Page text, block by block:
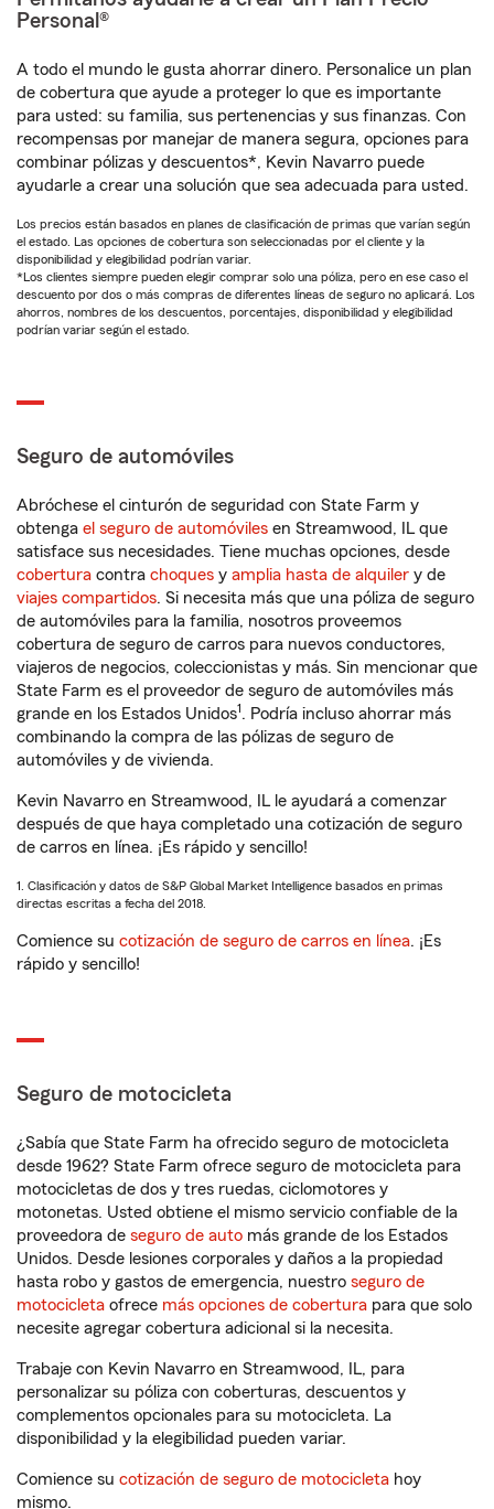
Personal®
A todo el mundo le gusta ahorrar dinero. Personalice un plan
de cobertura que ayude a proteger lo que es importante
para usted: su familia, sus pertenencias y sus finanzas. Con
recompensas por manejar de manera segura, opciones para
combinar pólizas y descuentos*, Kevin Navarro puede
ayudarle a crear una solución que sea adecuada para usted.
Los precios están basados en planes de clasificación de primas que varían según
el estado. Las opciones de cobertura son seleccionadas por el cliente y la
disponibilidad y elegibilidad podrían variar.
*Los clientes siempre pueden elegir comprar solo una póliza, pero en ese caso el
descuento por dos o más compras de diferentes líneas de seguro no aplicará. Los
ahorros, nombres de los descuentos, porcentajes, disponibilidad y elegibilidad
podrían variar según el estado.
Seguro de automóviles
Abróchese el cinturón de seguridad con State Farm y
obtenga el seguro de automóviles en Streamwood, IL que
satisface sus necesidades. Tiene muchas opciones, desde
cobertura contra choques y amplia hasta de alquiler y de
viajes compartidos. Si necesita más que una póliza de seguro
de automóviles para la familia, nosotros proveemos
cobertura de seguro de carros para nuevos conductores,
viajeros de negocios, coleccionistas y más. Sin mencionar que
State Farm es el proveedor de seguro de automóviles más
grande en los Estados Unidos1. Podría incluso ahorrar más
combinando la compra de las pólizas de seguro de
automóviles y de vivienda.
Kevin Navarro en Streamwood, IL le ayudará a comenzar
después de que haya completado una cotización de seguro
de carros en línea. ¡Es rápido y sencillo!
1. Clasificación y datos de S&P Global Market Intelligence basados en primas
directas escritas a fecha del 2018.
Comience su cotización de seguro de carros en línea. ¡Es
rápido y sencillo!
Seguro de motocicleta
¿Sabía que State Farm ha ofrecido seguro de motocicleta
desde 1962? State Farm ofrece seguro de motocicleta para
motocicletas de dos y tres ruedas, ciclomotores y
motonetas. Usted obtiene el mismo servicio confiable de la
proveedora de seguro de auto más grande de los Estados
Unidos. Desde lesiones corporales y daños a la propiedad
hasta robo y gastos de emergencia, nuestro seguro de
motocicleta ofrece más opciones de cobertura para que solo
necesite agregar cobertura adicional si la necesita.
Trabaje con Kevin Navarro en Streamwood, IL, para
personalizar su póliza con coberturas, descuentos y
complementos opcionales para su motocicleta. La
disponibilidad y la elegibilidad pueden variar.
Comience su cotización de seguro de motocicleta hoy
mismo.